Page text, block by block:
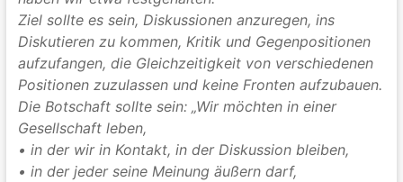
Ziel sollte es sein, Diskussionen anzuregen, ins
Diskutieren zu kommen, Kritik und Gegenpositionen
aufzufangen, die Gleichzeitigkeit von verschiedenen
Positionen zuzulassen und keine Fronten aufzubauen.
Die Botschaft sollte sein: „Wir möchten in einer
Gesellschaft leben,
• in der wir in Kontakt, in der Diskussion bleiben,
• in der jeder seine Meinung äußern darf,